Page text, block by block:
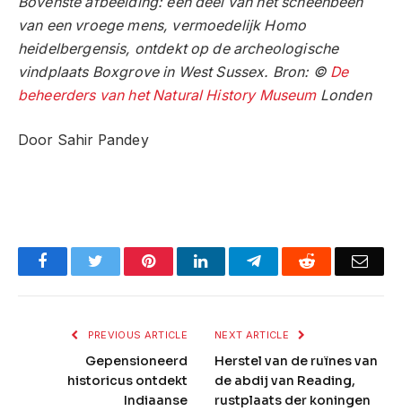
van een vroege mens, vermoedelijk Homo
heidelbergensis, ontdekt op de archeologische
vindplaats Boxgrove in West Sussex. Bron: © De
beheerders van het Natural History Museum Londen
Door Sahir Pandey
FacebookTwitter PinterestLinkedInTelegramReddit
PREVIOUS ARTICLE
Gepensioneerd
historicus ontdekt
Indiaanse
NEXT ARTICLE
Herstel van de ruïnes van
de abdij van Reading,
rustplaats der koningen